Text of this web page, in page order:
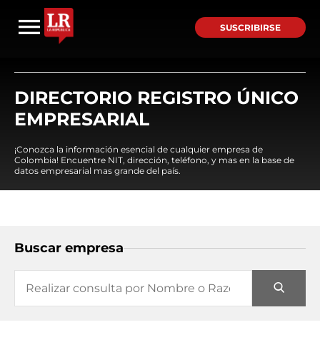
SUSCRIBIRSE
DIRECTORIO REGISTRO ÚNICO
EMPRESARIAL
¡Conozca la información esencial de cualquier empresa de
Colombia! Encuentre NIT, dirección, teléfono, y mas en la base de
datos empresarial mas grande del país.
Buscar empresa